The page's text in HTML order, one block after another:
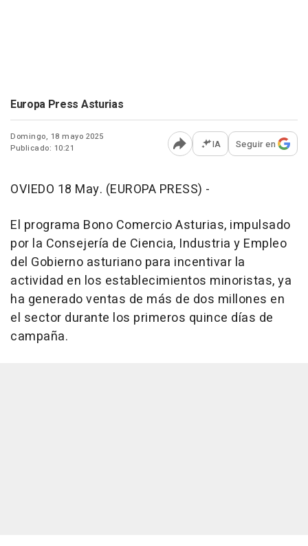
Europa Press Asturias
Domingo, 18 mayo 2025
Publicado: 10:21
Abrir opciones para
IA Seguir en
OVIEDO 18 May. (EUROPA PRESS) -
El programa Bono Comercio Asturias, impulsado
por la Consejería de Ciencia, Industria y Empleo
del Gobierno asturiano para incentivar la
actividad en los establecimientos minoristas, ya
ha generado ventas de más de dos millones en
el sector durante los primeros quince días de
campaña.